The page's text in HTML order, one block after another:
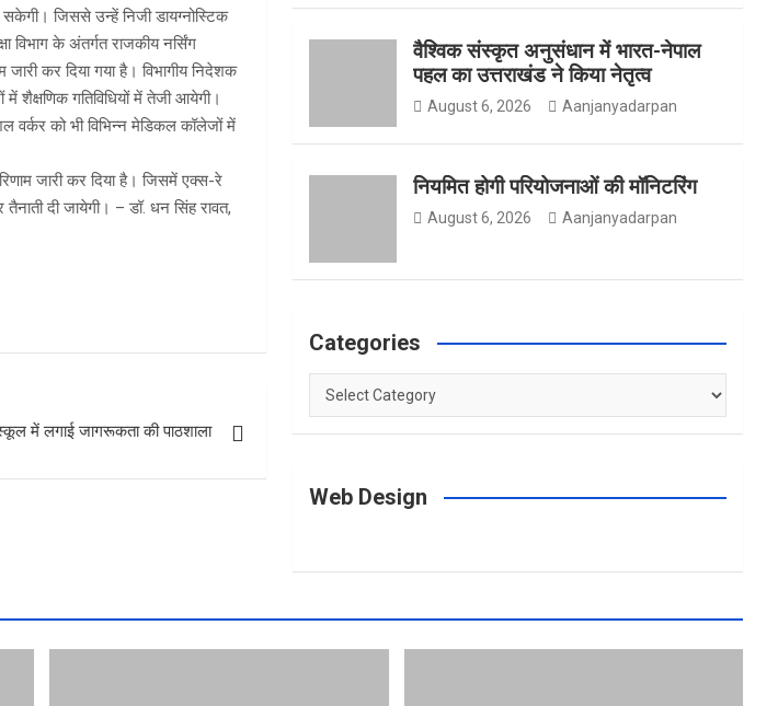
सकेगी। जिससे उन्हें निजी डायग्नोस्टिक
विभाग के अंतर्गत राजकीय नर्सिंग
कर दिया गया है। विभागीय निदेशक
शैक्षणिक गतिविधियों में तेजी आयेगी।
वर्कर को भी विभिन्न मेडिकल कॉलेजों में
जारी कर दिया है। जिसमें एक्स-रे
दी जायेगी। – डॉ. धन सिंह रावत,
में लगाई जागरूकता की पाठशाला
k a
m
वैश्विक संस्कृत अनुसंधान में भारत-नेपाल
पहल का उत्तराखंड ने किया नेतृत्व
August 6, 2026 Aanjanyadarpan
नियमित होगी परियोजनाओं की मॉनिटरिंग
August 6, 2026 Aanjanyadarpan
Categories
Categories
Web Design